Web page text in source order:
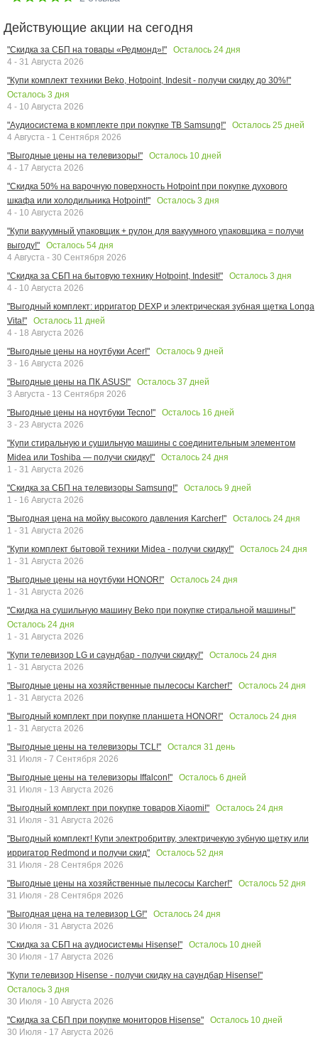
Действующие акции на сегодня
"Скидка за СБП на товары «Редмонд»!" Осталось 24 дня
4 - 31 Августа 2026
"Купи комплект техники Beko, Hotpoint, Indesit - получи скидку до 30%!"
Осталось 3 дня
4 - 10 Августа 2026
"Аудиосистема в комплекте при покупке ТВ Samsung!"
Осталось 25 дней
4 Августа - 1 Сентября 2026
"Выгодные цены на телевизоры!"
Осталось 10 дней
4 - 17 Августа 2026
"Скидка 50% на варочную поверхность Hotpoint при покупке духового
шкафа или холодильника Hotpoint!"
Осталось 3 дня
4 - 10 Августа 2026
"Купи вакуумный упаковщик + рулон для вакуумного упаковщика = получи
выгоду!"
Осталось 54 дня
4 Августа - 30 Сентября 2026
"Скидка за СБП на бытовую технику Hotpoint, Indesit!"
Осталось 3 дня
4 - 10 Августа 2026
"Выгодный комплект: ирригатор DEXP и электрическая зубная щетка Longa
Vita!"
Осталось 11 дней
4 - 18 Августа 2026
"Выгодные цены на ноутбуки Acer!"
Осталось 9 дней
3 - 16 Августа 2026
"Выгодные цены на ПК ASUS!"
Осталось 37 дней
3 Августа - 13 Сентября 2026
"Выгодные цены на ноутбуки Tecno!"
Осталось 16 дней
3 - 23 Августа 2026
"Купи стиральную и сушильную машины с соединительным элементом
Midea или Toshiba — получи скидку!"
Осталось 24 дня
1 - 31 Августа 2026
"Скидка за СБП на телевизоры Samsung!"
Осталось 9 дней
1 - 16 Августа 2026
"Выгодная цена на мойку высокого давления Karcher!"
Осталось 24 дня
1 - 31 Августа 2026
"Купи комплект бытовой техники Midea - получи скидку!"
Осталось 24 дня
1 - 31 Августа 2026
"Выгодные цены на ноутбуки HONOR!"
Осталось 24 дня
1 - 31 Августа 2026
"Скидка на сушильную машину Beko при покупке стиральной машины!"
Осталось 24 дня
1 - 31 Августа 2026
"Купи телевизор LG и саундбар - получи скидку!"
Осталось 24 дня
1 - 31 Августа 2026
"Выгодные цены на хозяйственные пылесосы Karcher!"
Осталось 24 дня
1 - 31 Августа 2026
"Выгодный комплект при покупке планшета HONOR!"
Осталось 24 дня
1 - 31 Августа 2026
"Выгодные цены на телевизоры TCL!"
Остался 31 день
31 Июля - 7 Сентября 2026
"Выгодные цены на телевизоры Iffalcon!"
Осталось 6 дней
31 Июля - 13 Августа 2026
"Выгодный комплект при покупке товаров Xiaomi!"
Осталось 24 дня
31 Июля - 31 Августа 2026
"Выгодный комплект! Купи электробритву, электричекую зубную щетку или
ирригатор Redmond и получи скид"
Осталось 52 дня
31 Июля - 28 Сентября 2026
"Выгодные цены на хозяйственные пылесосы Karcher!"
Осталось 52 дня
31 Июля - 28 Сентября 2026
"Выгодная цена на телевизор LG!"
Осталось 24 дня
30 Июля - 31 Августа 2026
"Скидка за СБП на аудиосистемы Hisense!"
Осталось 10 дней
30 Июля - 17 Августа 2026
"Купи телевизор Hisense - получи скидку на саундбар Hisense!"
Осталось 3 дня
30 Июля - 10 Августа 2026
"Скидка за СБП при покупке мониторов Hisense"
Осталось 10 дней
30 Июля - 17 Августа 2026